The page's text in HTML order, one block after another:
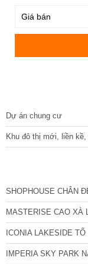
Dự án chung cư
Khu đô thị mới, liền
SHOPHOUSE CHÂN
MASTERISE CAO XÀ
ICONIA LAKESIDE
IMPERIA SKY PARK